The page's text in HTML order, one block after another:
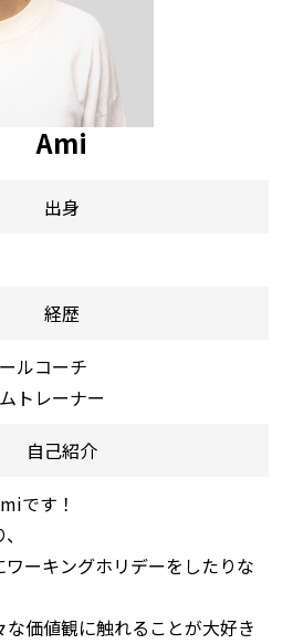
Ami
出身
経歴
ルコーチ
トレーナー
自己紹介
です！
ーキングホリデーをしたりな
価値観に触れることが大好き